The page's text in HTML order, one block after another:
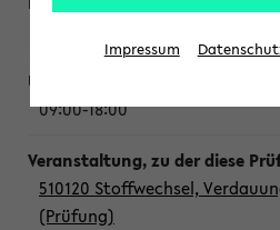
09:00-18:00
510120 Stoffwechsel,
(Prüfung)
Impressum